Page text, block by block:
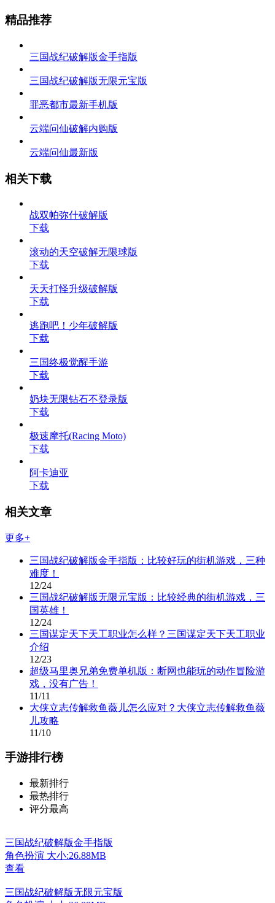
精品推荐
三国战纪破解版金手指版
三国战纪破解版无限元宝版
罪恶都市最新手机版
云端问仙破解内购版
云端问仙最新版
相关下载
战双帕弥什破解版
下载
滚动的天空破解无限球版
下载
天天打怪升级破解版
下载
逃跑吧！少年破解版
下载
三国终极觉醒手游
下载
奶块无限钻石不登录版
下载
极速摩托(Racing Moto)
下载
阿卡迪亚
下载
相关文章
更多+
三国战纪破解版金手指版：比较好玩的街机游戏，三种
难度！
12/24
三国战纪破解版无限元宝版：比较经典的街机游戏，三
国英雄！
12/24
三国谋定天下天工职业怎么样？三国谋定天下天工职业
介绍
12/23
超级马里奥兄弟免费单机版：断网也能玩的动作冒险游
戏，没有广告！
11/11
大侠立志传解救鱼薇儿怎么应对？大侠立志传解救鱼薇
儿攻略
11/10
手游排行榜
最新排行
最热排行
评分最高
三国战纪破解版金手指版
角色扮演 大小:26.88MB
查看
三国战纪破解版无限元宝版